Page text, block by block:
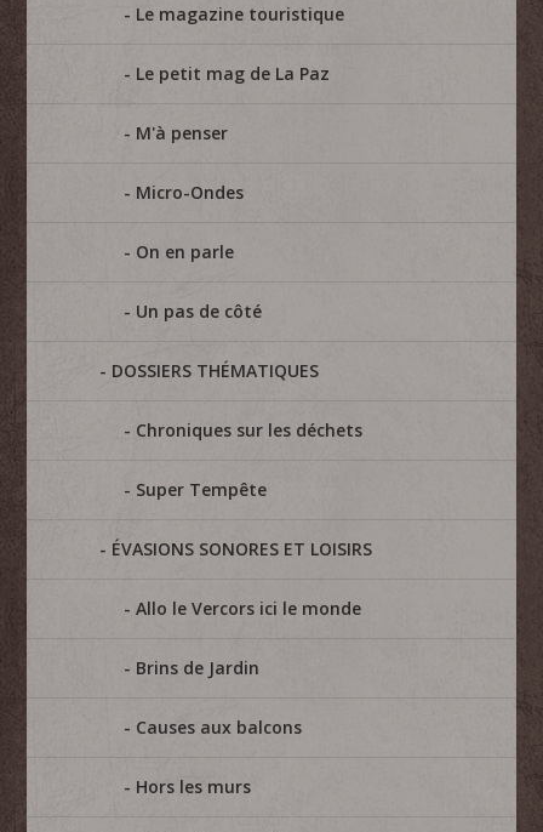
Le magazine touristique
Le petit mag de La Paz
M'à penser
Micro-Ondes
On en parle
Un pas de côté
DOSSIERS THÉMATIQUES
Chroniques sur les déchets
Super Tempête
ÉVASIONS SONORES ET LOISIRS
Allo le Vercors ici le monde
Brins de Jardin
Causes aux balcons
Hors les murs